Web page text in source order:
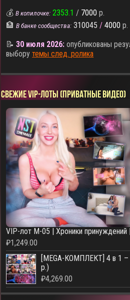
💰В копилочке: 2353.1 / 7000 р.
🏦В банке сообщества: 310045 / 4000 р.
📝30 июля 2026: опубликованы
выборутемы след. ролика
СВЕЖИЕ VIP-ЛОТЫ (ПРИВАТНЫЕ ВИДЕО)
VIP-лот M-05 | Хроники
₽1,249.00
[MEGA-КОМПЛЕКТ] 4 в 1 –
р.)
₽4,269.00